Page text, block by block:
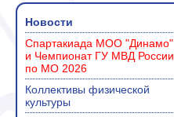
Новости
Спартакиада МОО "Динамо"
и Чемпионат ГУ МВД России
по МО 2026
Коллективы физической
культуры